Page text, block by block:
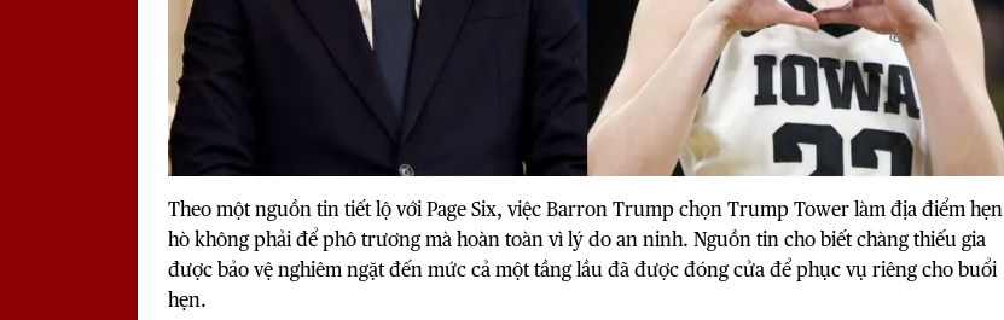
Theo một nguồn tin tiết lộ với Page Six, việc Barron Trump chọn Trump Tower làm địa điểm hẹn
hò không phải để phô trương mà hoàn toàn vì lý do an ninh. Nguồn tin cho biết chàng thiếu gia
được bảo vệ nghiêm ngặt đến mức cả một tầng lầu đã được đóng cửa để phục vụ riêng cho buổi
hẹn.